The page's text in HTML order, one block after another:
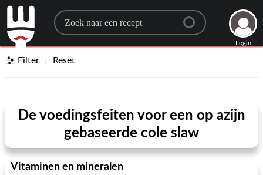
Search for a recipe
Login
Filter Reset
De voedingsfeiten voor een op azijn
gebaseerde cole slaw
Vitaminen en mineralen